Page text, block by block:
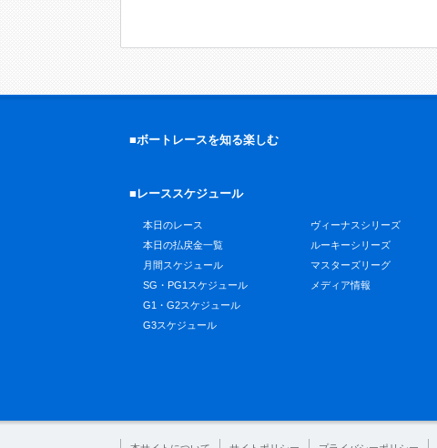
■ボートレースを知る楽しむ
■レーススケジュール
本日のレース
本日の払戻金一覧
月間スケジュール
SG・PG1スケジュール
G1・G2スケジュール
G3スケジュール
ヴィーナスシリーズ
ルーキーシリーズ
マスターズリーグ
メディア情報